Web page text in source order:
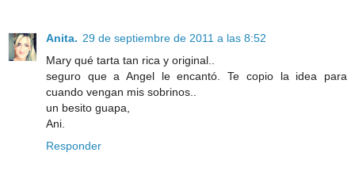
Anita. 29 de septiembre de 2011 a las 8:52
Mary qué tarta tan rica y original..
seguro que a Angel le encantó. Te copio la idea para
cuando vengan mis sobrinos..
un besito guapa,
Ani.
Responder